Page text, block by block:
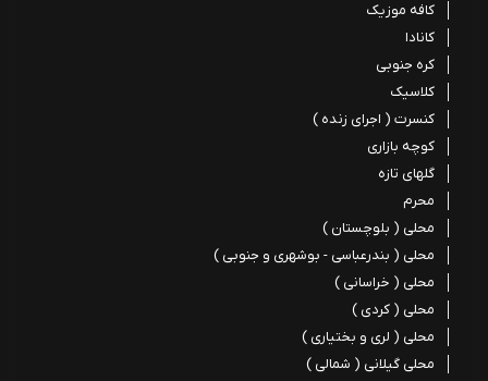
کافه موزیک
کانادا
کره جنوبی
کلاسیک
کنسرت ( اجرای زنده )
کوچه بازاری
گلهای تازه
محرم
محلی ( بلوچستان )
محلی ( بندرعباسی - بوشهری و جنوبی )
محلی ( خراسانی )
محلی ( کردی )
محلی ( لری و بختیاری )
محلی گیلانی ( شمالی )